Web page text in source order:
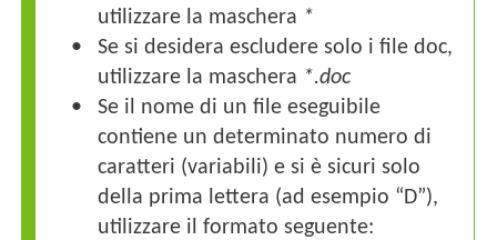
utilizzare la maschera *
Se si desidera escludere solo i file doc,
utilizzare la maschera *.doc
Se il nome di un file eseguibile
contiene un determinato numero di
caratteri (variabili) e si è sicuri solo
della prima lettera (ad esempio “D”),
utilizzare il formato seguente: